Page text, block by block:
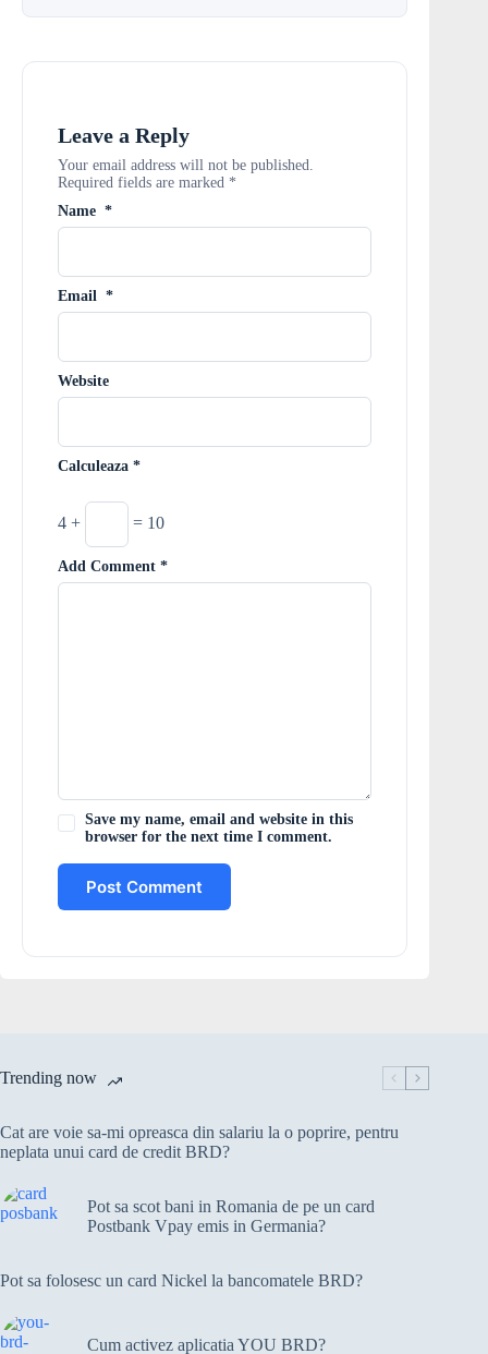
Leave a Reply
Your email address will not be published.
Required fields are marked *
Name *
Email *
Website
Calculeaza *
4 + = 10
Add Comment *
Save my name, email and website in this
browser for the next time I comment.
Post Comment
Trending now
Cat are voie sa-mi opreasca din salariu la o poprire, pentru
neplata unui card de credit BRD?
Pot sa scot bani in Romania de pe un card
Postbank Vpay emis in Germania?
Pot sa folosesc un card Nickel la bancomatele BRD?
Cum activez aplicatia YOU BRD?